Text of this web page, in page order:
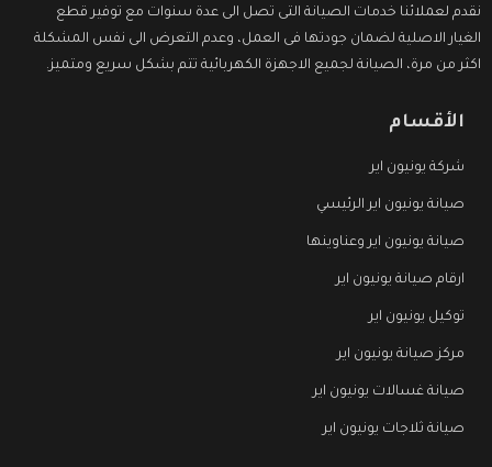
نقدم لعملائنا خدمات الصيانة التى تصل الى عدة سنوات مع توفير قطع
الغيار الاصلية لضمان جودتها فى العمل، وعدم التعرض الى نفس المشكلة
اكثر من مرة، الصيانة لجميع الاجهزة الكهربائية تتم بشكل سريع ومتميز.
الأقسام
شركة يونيون اير
صيانة يونيون اير الرئيسي
صيانة يونيون اير وعناوينها
ارقام صيانة يونيون اير
توكيل يونيون اير
مركز صيانة يونيون اير
صيانة غسالات يونيون اير
صيانة ثلاجات يونيون اير